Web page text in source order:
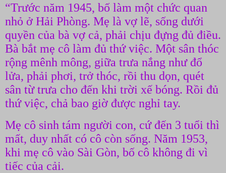
“Trước năm 1945, bố làm một chức quan
nhỏ ở Hải Phòng. Mẹ là vợ lẽ, sống dưới
quyền của bà vợ cả, phải chịu đựng đủ điều.
Bà bắt mẹ cô làm đủ thứ việc. Một sân thóc
rộng mênh mông, giữa trưa nắng như đổ
lửa, phải phơi, trở thóc, rồi thu dọn, quét
sân từ trưa cho đến khi trời xế bóng. Rồi đủ
thứ việc, chả bao giờ được nghỉ tay.
Mẹ cô sinh tám người con, cứ đến 3 tuổi thì
mất, duy nhất có cô còn sống. Năm 1953,
khi mẹ cô vào Sài Gòn, bố cô không đi vì
tiếc của cải.